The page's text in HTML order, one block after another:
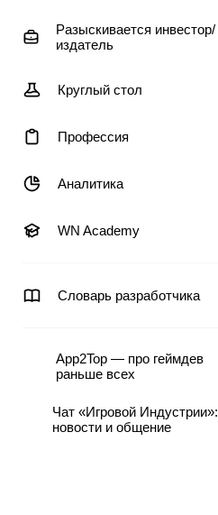
Разыскивается инвестор/
издатель
Круглый стол
Профессия
Аналитика
WN Academy
Словарь разработчика
App2Top — про геймдев
раньше всех
Чат «Игровой Индустрии»:
новости и общение